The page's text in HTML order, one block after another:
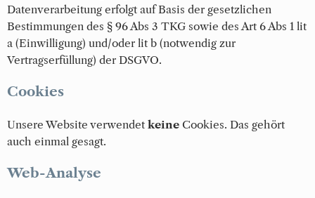
Datenverarbeitung erfolgt auf Basis der gesetzlichen
Bestimmungen des § 96 Abs 3 TKG sowie des Art 6 Abs 1 lit
a (Einwilligung) und/oder lit b (notwendig zur
Vertragserfüllung) der DSGVO.
Cookies
Unsere Website verwendet keine Cookies. Das gehört
auch einmal gesagt.
Web-Analyse